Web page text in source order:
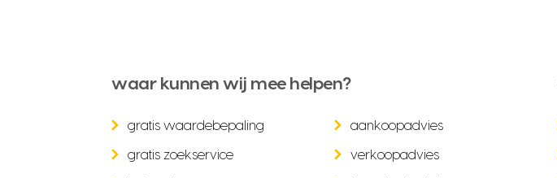
waar kunnen wij mee helpen?
gratis waardebepaling
gratis zoekservice
aankoopadvies
verkoopadvies